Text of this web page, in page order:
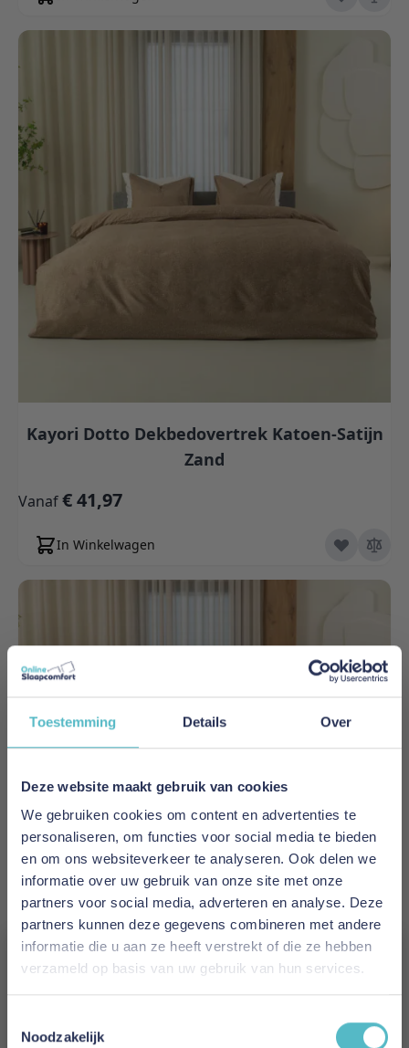
Toestemming Details Over
Deze website maakt gebruik van cookies
We gebruiken cookies om content en advertenties te
personaliseren, om functies voor social media te bieden
en om ons websiteverkeer te analyseren. Ook delen we
informatie over uw gebruik van onze site met onze
partners voor social media, adverteren en analyse. Deze
partners kunnen deze gegevens combineren met andere
informatie die u aan ze heeft verstrekt of die ze hebben
verzameld op basis van uw gebruik van hun services.
Noodzakelijk
Kayori Dotto Dekbedovertrek Katoen-Satijn
Zand
Vanaf€ 41,97
In Winkelwagen
Kayori Dotto Dekbedovertrek Katoen-Satijn